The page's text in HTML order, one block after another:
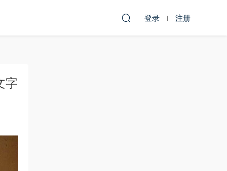
登录 注册
字